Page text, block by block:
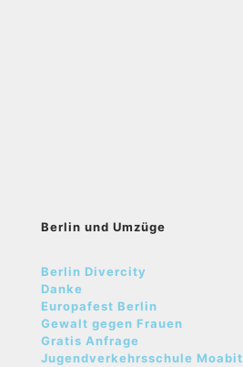
Berlin und Umzüge
Berlin Divercity
Danke
Europafest Berlin
Gewalt gegen Frauen
Gratis Anfrage
Jugendverkehrsschule Moabit